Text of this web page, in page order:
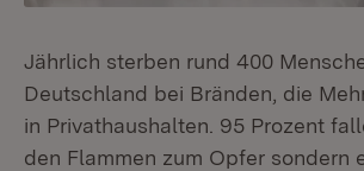
Jährlich sterben rund 400
Deutschland bei Bränden, die
in Privathaushalten. 95 Prozent
den Flammen zum Opfer sondern